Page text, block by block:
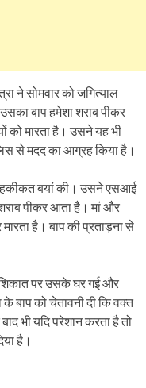
ने सोमवार को जगित्याल
बाप हमेशा शराब पीकर
को मारता है। उसने यह भी
से मदद का आग्रह किया है।
हकीकत बयां की। उसने एसआई
पीकर आता है। मां और
है। बाप की प्रताड़ना से
पर उसके घर गई और
बाप को चेतावनी दी कि वक्त
भी यदि परेशान करता है तो
है।